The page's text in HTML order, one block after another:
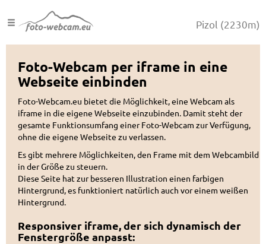
Pizol (2230m)
Foto-Webcam per iframe in eine
Webseite einbinden
Foto-Webcam.eu bietet die Möglichkeit, eine Webcam als
iframe in die eigene Webseite einzubinden. Damit steht der
gesamte Funktionsumfang einer Foto-Webcam zur Verfügung,
ohne die eigene Webseite zu verlassen.
Es gibt mehrere Möglichkeiten, den Frame mit dem Webcambild
in der Größe zu steuern.
Diese Seite hat zur besseren Illustration einen farbigen
Hintergrund, es funktioniert natürlich auch vor einem weißen
Hintergrund.
Responsiver iframe, der sich dynamisch der
Fenstergröße anpasst: